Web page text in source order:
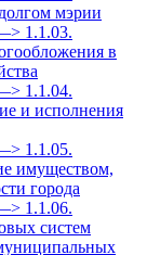
мэрии
1.1.03.
в
1.1.04.
и исполнения
1.1.05.
имуществом,
города
1.1.06.
систем